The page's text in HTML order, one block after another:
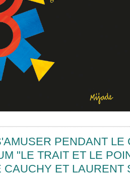
PENDANT LE
"LE TRAIT ET LE
CAUCHY ET LAURENT